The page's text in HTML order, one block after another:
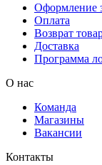
Оформление
Оплата
Возврат
Доставка
Программа
О нас
Команда
Магазины
Вакансии
Контакты